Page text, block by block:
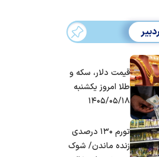
قیمت دلار، سکه و
طلا امروز یکشنبه
۱۴۰۵/۰۵/۱۸
تورم ۱۳۰ درصدی
زنده ماندن/ شوک